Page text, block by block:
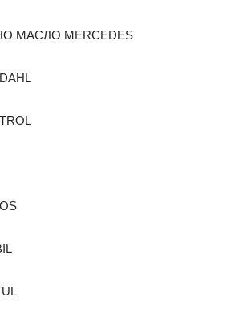
МАСЛО MERCEDES